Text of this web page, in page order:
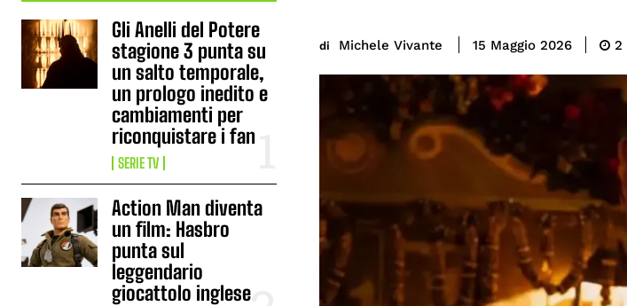
Gli Anelli del Potere
stagione 3 punta su
un salto temporale,
un prologo inedito e
cambiamenti per
riconquistare i fan
SERIE TV
Action Man diventa
un film: Hasbro
punta sul
leggendario
giocattolo inglese
di Michele Vivante 15 Maggio 2026 2